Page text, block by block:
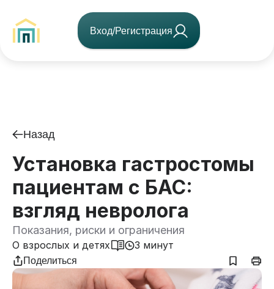
Вход/Регистрация
Назад
Установка гастростомы
пациентам с БАС:
взгляд невролога
Показания, риски и ограничения
О взрослых и детях 3 минут
Поделиться